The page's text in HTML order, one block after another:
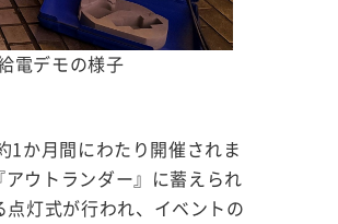
電デモの様子
か月間にわたり開催されま
ウトランダー』に蓄えられ
灯式が行われ、イベントの